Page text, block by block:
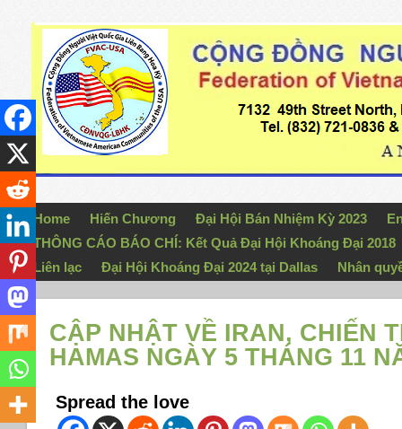
Home Hiến Chương Đại Hội Bán Nhiệm Kỳ 2023
THÔNG CÁO BÁO CHÍ: Kết Quả Đại Hội Khoáng Đại 2018
Liên lạc
Đại Hội Khoáng Đại 2024 tại Dallas Nhân
CẬP NHẬT VỀ IRAN, CHIẾN
HAMAS NGÀY 5 THÁNG 11
Spread the love